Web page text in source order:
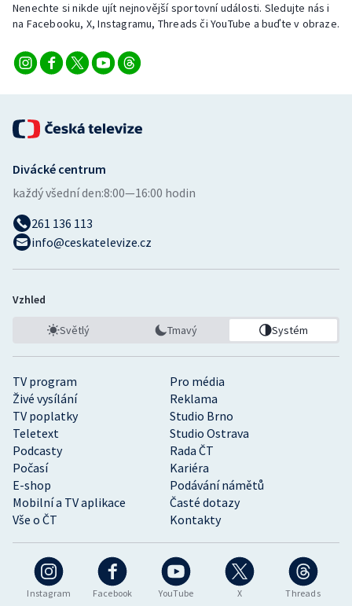
Nenechte si nikde ujít nejnovější sportovní události. Sledujte nás i
na Facebooku, X, Instagramu, Threads či YouTube a buďte v obraze.
Instagram Facebook YouTube X Threads
TV program
Pro média
Živé vysílání
Reklama
TV poplatky
Studio Brno
Teletext
Studio Ostrava
Podcasty
Rada ČT
Počasí
Kariéra
E-shop
Podávání námětů
Mobilní a TV aplikace
Časté dotazy
Vše o ČT
Kontakty
Divácké centrum
každý všední den:8:00—16:00 hodin
261 136 113
info@ceskatelevize.cz
Vzhled
Světlý Tmavý Systém